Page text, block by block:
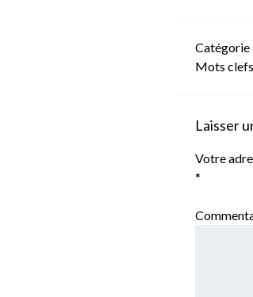
Catégorie
Mots
Laisser
Votre
*